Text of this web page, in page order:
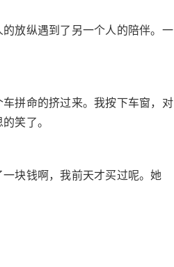
放纵遇到了另一个人的陪伴。一
拼命的挤过来。我按下车窗，对
笑了。
块钱啊，我前天才买过呢。她